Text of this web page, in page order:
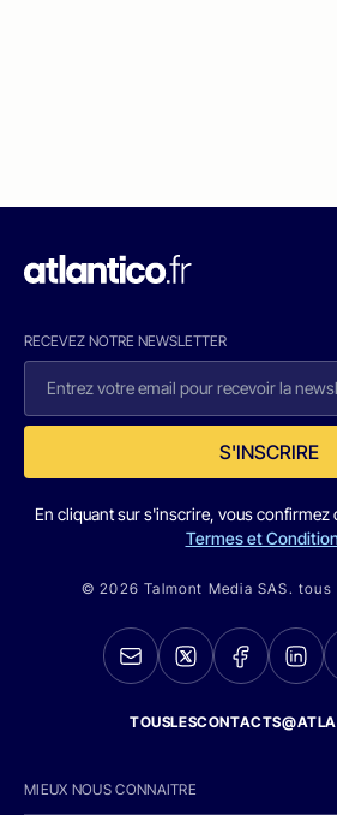
RECEVEZ NOTRE NEWSLETTER
S'INSCRIRE
En cliquant sur s'inscrire, vous confirmez
Termes et
© 2026 Talmont Media SAS.
MIEUX NOUS CONNAITRE